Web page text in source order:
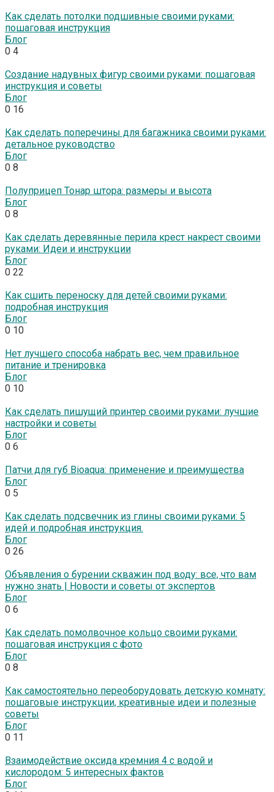
Как сделать потолки подшивные своими руками:
пошаговая инструкция
Блог
0 4
Создание надувных фигур своими руками: пошаговая
инструкция и советы
Блог
0 16
Как сделать поперечины для багажника своими руками:
детальное руководство
Блог
0 8
Полуприцеп Тонар штора: размеры и высота
Блог
0 8
Как сделать деревянные перила крест накрест своими
руками: Идеи и инструкции
Блог
0 22
Как сшить переноску для детей своими руками:
подробная инструкция
Блог
0 10
Нет лучшего способа набрать вес, чем правильное
питание и тренировка
Блог
0 10
Как сделать пишущий принтер своими руками: лучшие
настройки и советы
Блог
0 6
Патчи для губ Bioaqua: применение и преимущества
Блог
0 5
Как сделать подсвечник из глины своими руками: 5
идей и подробная инструкция.
Блог
0 26
Объявления о бурении скважин под воду: все, что вам
нужно знать | Новости и советы от экспертов
Блог
0 6
Как сделать помолвочное кольцо своими руками:
пошаговая инструкция с фото
Блог
0 8
Как самостоятельно переоборудовать детскую комнату:
пошаговые инструкции, креативные идеи и полезные
советы
Блог
0 11
Взаимодействие оксида кремния 4 с водой и
кислородом: 5 интересных фактов
Блог